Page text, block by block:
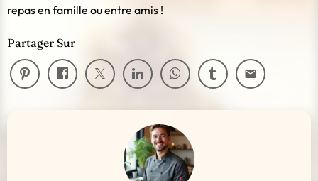
repas en famille ou entre amis !
Partager Sur
email